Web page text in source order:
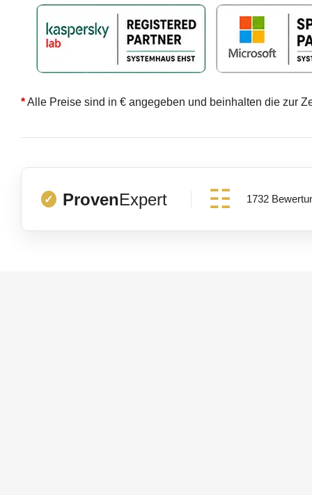
*Alle Preise sind in € angegeben und beinhalten die zur
✓ ProvenExpert 1732